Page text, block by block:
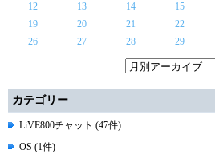
12
13 14 15
19
20 21 22
26
27 28 29
カテゴリー
LiVE800チャット (47件)
OS (1件)